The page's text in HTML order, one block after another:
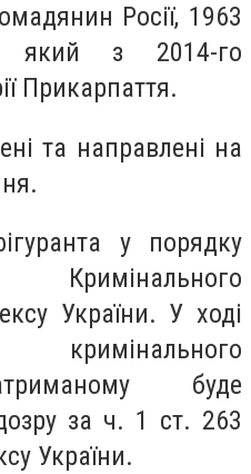
Росії, 1963
який з 2014-го
Прикарпаття.
та направлені на
у порядку
України. У ході
буде
за ч. 1 ст. 263
України.